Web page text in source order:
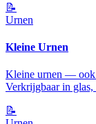
📝
Urnen
Kleine Urnen
Kleine urnen — ook
Verkrijgbaar in
📝